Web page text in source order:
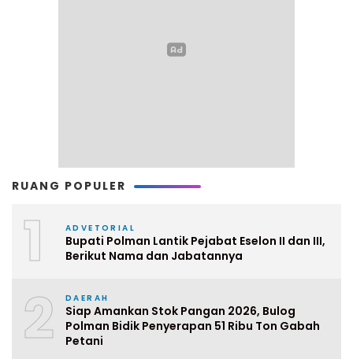
RUANG POPULER
1 ADVETORIAL
Bupati Polman Lantik Pejabat Eselon II dan III,
Berikut Nama dan Jabatannya
2 DAERAH
Siap Amankan Stok Pangan 2026, Bulog
Polman Bidik Penyerapan 51 Ribu Ton Gabah
Petani